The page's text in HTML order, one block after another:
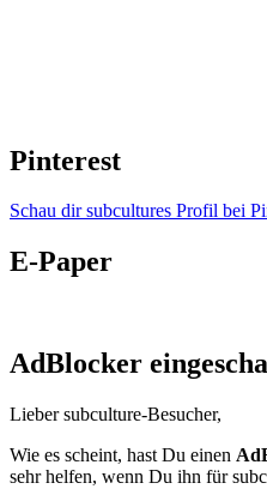
Pinterest
Schau dir subcultures Profil bei
E-Paper
AdBlocker
Lieber subculture-Besucher,
Wie es scheint, hast Du einen
sehr helfen, wenn Du ihn für